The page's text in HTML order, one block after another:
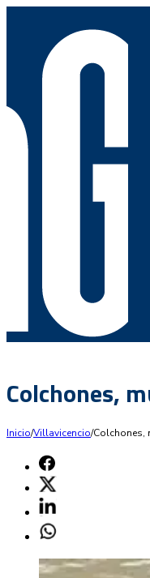
Colchones,
Inicio/Villavicencio/Colchones,